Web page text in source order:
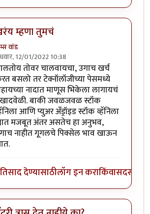
म्हणा तुमचं
वांड
12/01/2022 10:38
reply toमाझ्याकडे वन प्लस फाईव्ह टी
तोवर चालवायचा, उगाच खर्च
बसलो तर टेक्नॉलॉजीच्या पेसमध्ये
नादात माणूस भिकेला लागायचं
बाकी जवळजवळ स्टॉक
आणि प्युअर अँड्रॉइड स्टॉक व्हॅनिला
मजबूत अंतर असतेच हा अनुभव,
नाहीत गूगलचे पिक्सेल भाव खाऊन
देण्यासाठीलॉग इन कराकिंवासदस्य व्हा